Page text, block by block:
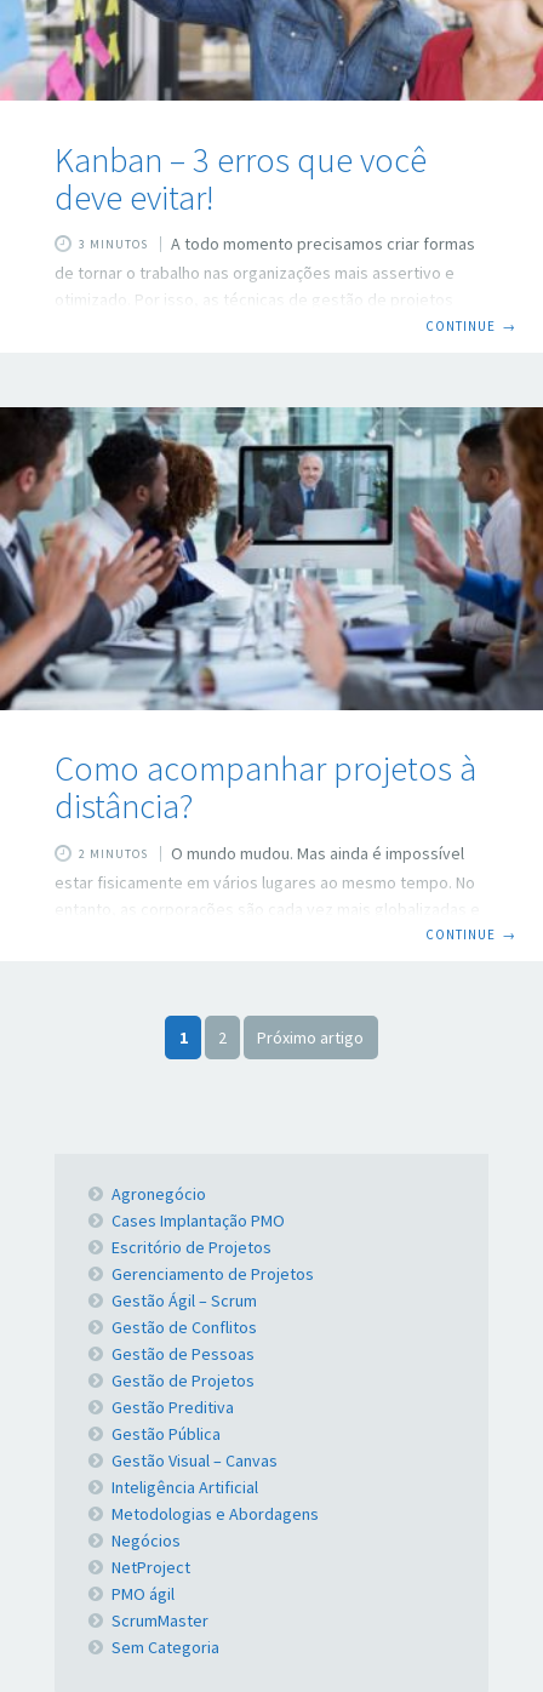
Kanban – 3 erros que você
deve evitar!
3 MINUTOS
A todo momento precisamos criar formas
de tornar o trabalho nas organizações mais assertivo e
otimizado. Por isso, as técnicas de gestão de projetos
passam por constante reformulação e evolução. Uma
costurada ao conceito de entrega Just in time – um
sistema de produção que determina que nada deve ser
produzido, transportado ou comprado antes da hora certa
– ou seja, objetiva o controle
CONTINUE →
Como acompanhar projetos à
distância?
2 MINUTOS
O mundo mudou. Mas ainda é impossível
estar fisicamente em vários lugares ao mesmo tempo. No
entanto, as corporações são cada vez mais globalizadas e
espalhadas pelo mundo. Tendo isso em vista, surge o
vários pontos. Por isso, surge a dúvida: como acompanhar
os projetos à distância e, ainda, se ter bons resultados?
CONTINUE →
1 2 Próximo artigo
Agronegócio
Cases Implantação PMO
Escritório de Projetos
Gerenciamento de Projetos
Gestão Ágil – Scrum
Gestão de Conflitos
Gestão de Pessoas
Gestão de Projetos
Gestão Preditiva
Gestão Pública
Gestão Visual – Canvas
Inteligência Artificial
Metodologias e Abordagens
Negócios
NetProject
PMO ágil
ScrumMaster
Sem Categoria